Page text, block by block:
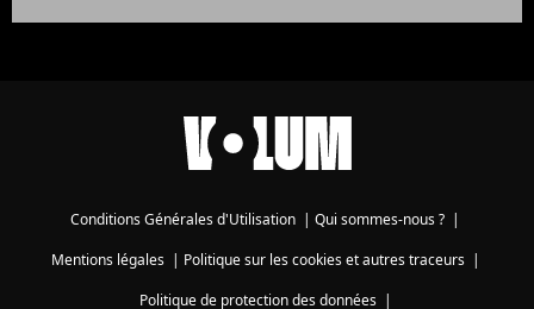
Conditions Générales d'Utilisation | Qui sommes-nous ? |
Mentions légales| Politique sur les cookies et autres traceurs|
Politique de protection des données|